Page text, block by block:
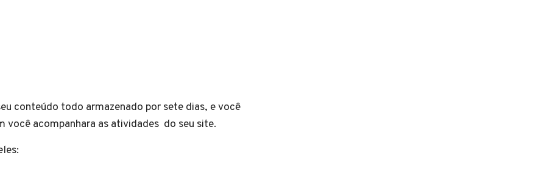
conteúdo todo armazenado por sete dias, e você
você acompanhara as atividades do seu site.